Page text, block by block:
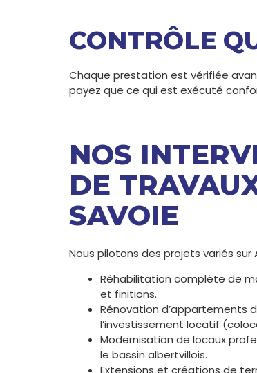
CONTRÔLE
Chaque prestation est vérifiée
payez que ce qui est exécuté
NOS
DE
SAVOIE
Nous pilotons des projets variés
Réhabilitation complète de
et finitions.
Rénovation d’appartements
l’investissement locatif
Modernisation de locaux
le bassin albertvillois.